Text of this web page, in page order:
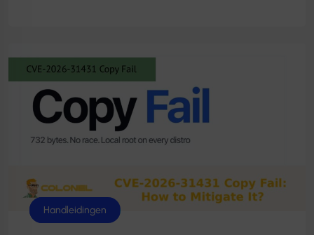
Linux
Handleidingen